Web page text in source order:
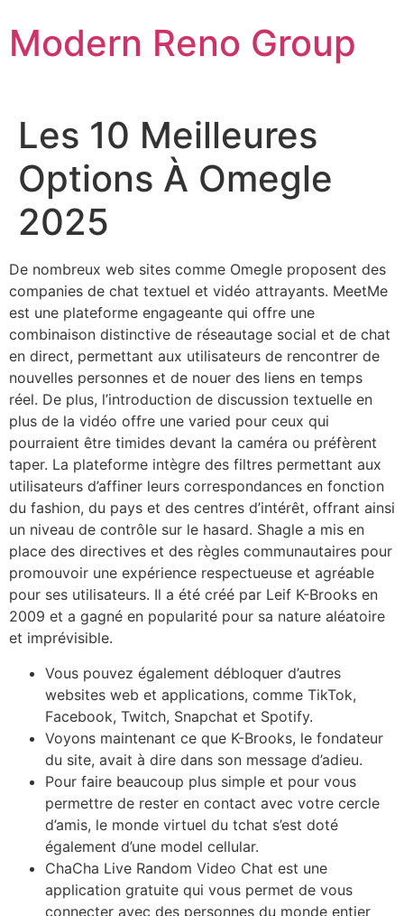
to
content
Modern Reno Group
Les 10 Meilleures
Options À Omegle
2025
De nombreux web sites comme Omegle proposent des
companies de chat textuel et vidéo attrayants. MeetMe
est une plateforme engageante qui offre une
combinaison distinctive de réseautage social et de chat
en direct, permettant aux utilisateurs de rencontrer de
nouvelles personnes et de nouer des liens en temps
réel. De plus, l’introduction de discussion textuelle en
plus de la vidéo offre une varied pour ceux qui
pourraient être timides devant la caméra ou préfèrent
taper. La plateforme intègre des filtres permettant aux
utilisateurs d’affiner leurs correspondances en fonction
du fashion, du pays et des centres d’intérêt, offrant ainsi
un niveau de contrôle sur le hasard. Shagle a mis en
place des directives et des règles communautaires pour
promouvoir une expérience respectueuse et agréable
pour ses utilisateurs. Il a été créé par Leif K-Brooks en
2009 et a gagné en popularité pour sa nature aléatoire
et imprévisible.
Vous pouvez également débloquer d’autres
websites web et applications, comme TikTok,
Facebook, Twitch, Snapchat et Spotify.
Voyons maintenant ce que K-Brooks, le fondateur
du site, avait à dire dans son message d’adieu.
Pour faire beaucoup plus simple et pour vous
permettre de rester en contact avec votre cercle
d’amis, le monde virtuel du tchat s’est doté
également d’une model cellular.
ChaCha Live Random Video Chat est une
application gratuite qui vous permet de vous
connecter avec des personnes du monde entier